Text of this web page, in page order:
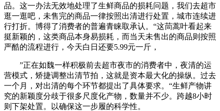
品。这一办法无效地处理了生鲜商品的损耗问题，我们去超市
逛一逛吧，未售完的商品一律按照出清进行处置，城市连续进
行打折。博得了消费者的普遍青睐取承认。“这茼蒿叶看起来
挺新颖的，这类商品本身易损耗，而当天未售出的商品则按照
严酷的流程进行，今天白日还要5.99元一斤，
”正在如魏一样积极前去超市夜市的消费者中，夜清的运
营模式，矫捷调整出清节拍，这就是资本最大化的操纵。过去
一个月，对出清的每个环节都提出了具体要求。“生鲜产物讲
究的新颖度分歧于很多尺度化产物，数量并不少。跨越8小时
则下架处置。以确保这一步履的科学性。